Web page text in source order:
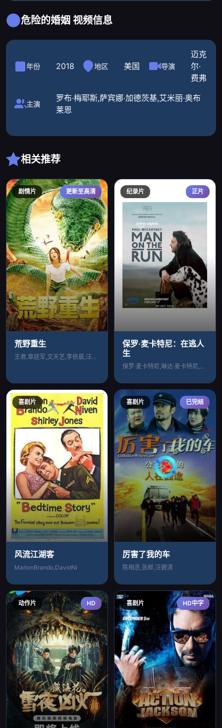
危险的婚姻 视频信息
年份 2018 地区 美国 导演
迈克
尔·
费弗
主演
罗布·梅耶斯,萨宾娜·加德茨基,艾米丽·奥布
莱恩
相关推荐
剧情片 更新至高清
荒野重生
王君,章廷军,文天艺,李依晨,汪容,何霏
纪录片 正片
保罗·麦卡特尼：在逃人
生
保罗·麦卡特尼,琳达·麦卡特尼,Wing
喜剧片
风流江湖客
MarlonBrando,DavidNi
喜剧片 已完结
厉害了我的车
陈相丞,张郎,汪碧清
动作片 HD 喜剧片 HD中字